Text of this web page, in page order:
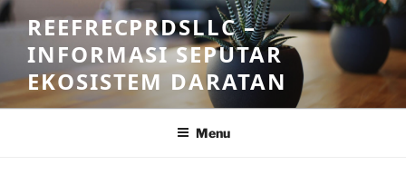
Skip
to
content
REEFRECPRDSLLC –
INFORMASI SEPUTAR
EKOSISTEM DARATAN
Menu